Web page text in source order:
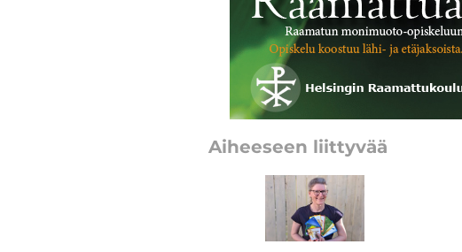
Aiheeseen liittyvää